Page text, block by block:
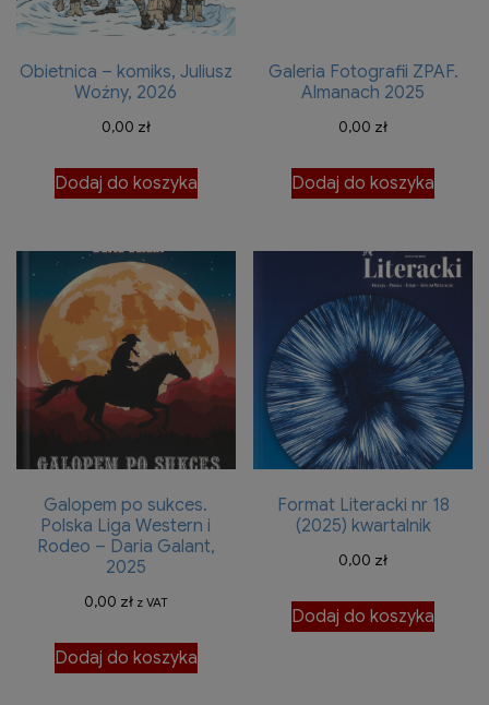
Obietnica – komiks, Juliusz
Woźny, 2026
0,00 zł
Dodaj do koszyka
Galeria Fotografii ZPAF.
Almanach 2025
0,00 zł
Dodaj do koszyka
Galopem po sukces.
Polska Liga Western i
Rodeo – Daria Galant,
2025
0,00 zł z VAT
Dodaj do koszyka
Format Literacki nr 18
(2025) kwartalnik
0,00 zł
Dodaj do koszyka